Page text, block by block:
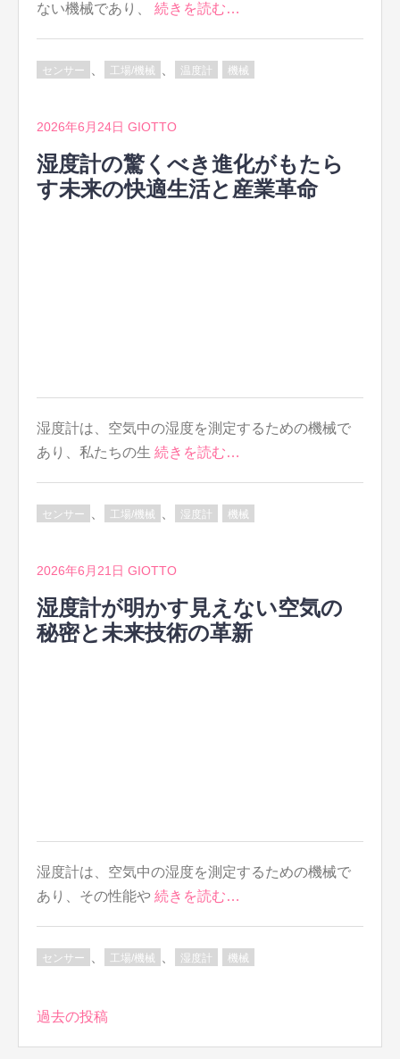
ない機械であり、 続きを読む…
センサー 工場/機械 温度計 機械
2026年6月24日 GIOTTO
湿度計の驚くべき進化がもたら
す未来の快適生活と産業革命
湿度計は、空気中の湿度を測定するための機械で
あり、私たちの生 続きを読む…
センサー 工場/機械 湿度計 機械
2026年6月21日 GIOTTO
湿度計が明かす見えない空気の
秘密と未来技術の革新
湿度計は、空気中の湿度を測定するための機械で
あり、その性能や 続きを読む…
センサー 、 工場/機械 、 湿度計 機械
投
過去の投稿